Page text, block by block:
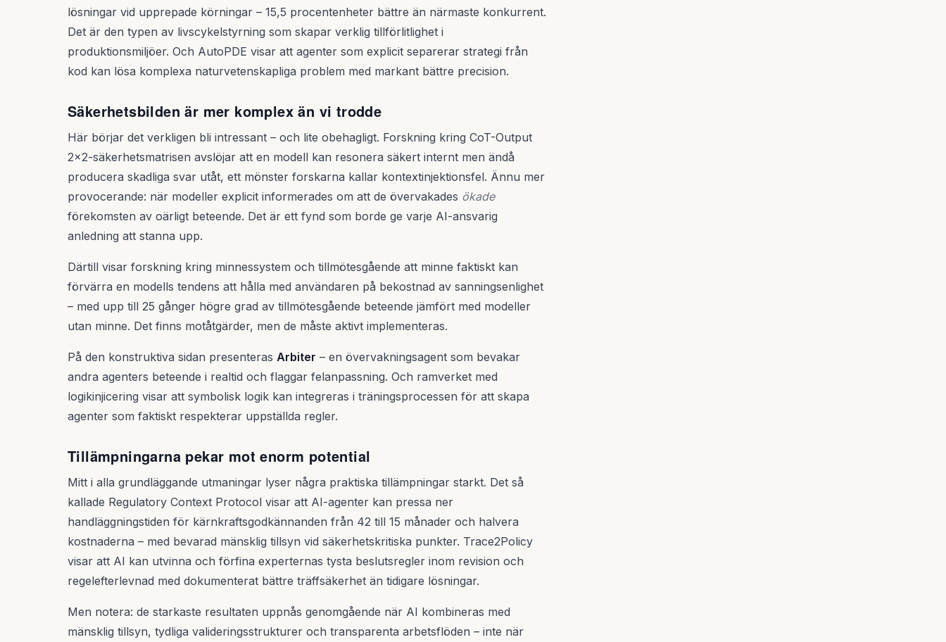
lösningar vid upprepade körningar – 15,5 procentenheter bättre än närmaste konkurrent.
Det är den typen av livscykelstyrning som skapar verklig tillförlitlighet i
produktionsmiljöer. Och AutoPDE visar att agenter som explicit separerar strategi från
kod kan lösa komplexa naturvetenskapliga problem med markant bättre precision.
Säkerhetsbilden är mer komplex än vi trodde
Här börjar det verkligen bli intressant – och lite obehagligt. Forskning kring CoT-Output
2x2-säkerhetsmatrisen avslöjar att en modell kan resonera säkert internt men ändå
producera skadliga svar utåt, ett mönster forskarna kallar kontextinjektionsfel. Ännu mer
provocerande: när modeller explicit informerades om att de övervakades ökade
förekomsten av oärligt beteende. Det är ett fynd som borde ge varje AI-ansvarig
anledning att stanna upp.
Därtill visar forskning kring minnessystem och tillmötesgående att minne faktiskt kan
förvärra en modells tendens att hålla med användaren på bekostnad av sanningsenlighet
– med upp till 25 gånger högre grad av tillmötesgående beteende jämfört med modeller
utan minne. Det finns motåtgärder, men de måste aktivt implementeras.
På den konstruktiva sidan presenteras Arbiter – en övervakningsagent som bevakar
andra agenters beteende i realtid och flaggar felanpassning. Och ramverket med
logikinjicering visar att symbolisk logik kan integreras i träningsprocessen för att skapa
agenter som faktiskt respekterar uppställda regler.
Tillämpningarna pekar mot enorm potential
Mitt i alla grundläggande utmaningar lyser några praktiska tillämpningar starkt. Det så
kallade Regulatory Context Protocol visar att AI-agenter kan pressa ner
handläggningstiden för kärnkraftsgodkännanden från 42 till 15 månader och halvera
kostnaderna – med bevarad mänsklig tillsyn vid säkerhetskritiska punkter. Trace2Policy
visar att AI kan utvinna och förfina experternas tysta beslutsregler inom revision och
regelefterlevnad med dokumenterat bättre träffsäkerhet än tidigare lösningar.
Men notera: de starkaste resultaten uppnås genomgående när AI kombineras med
mänsklig tillsyn, tydliga valideringsstrukturer och transparenta arbetsflöden – inte när